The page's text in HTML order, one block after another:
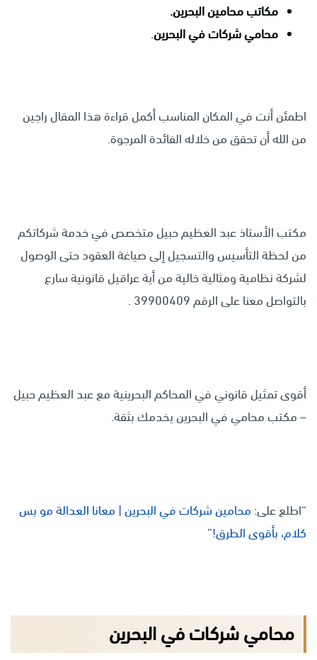
مكاتب محامين البحرين.
محامي شركات في البحرين.
اطمئن أنت في المكان المناسب أكمل قراءة هذا المقال راجين
من الله أن تحقق من خلاله الفائدة المرجوة.
مكتب الأستاذ عبد العظيم حبيلمتخصص في خدمة شركاتكم
من لحظة التأسيس والتسجيل إلى صياغة العقود حتى الوصول
لشركة نظامية ومثالية خالية من أية عراقيل قانونية سارع
بالتواصل معنا على الرقم 39900409 .
أقوى تمثيل قانوني في المحاكم البحرينية مع عبد العظيم حبيل
– مكتب محامي في البحرين يخدمك بثقة.
“اطلع على: محامين شركات في البحرين | معانا العدالة مو بس
كلام، بأقوى الطرق!”
محامي شركات في البحرين